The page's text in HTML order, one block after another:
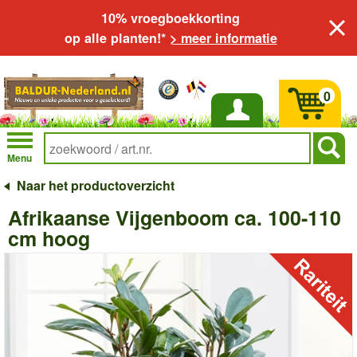
10% vroegboekkorting
op alle planten!* > meer informatie
Inloggen
Menu
0
Naar het productoverzicht
Afrikaanse Vijgenboom ca. 100-110
cm hoog